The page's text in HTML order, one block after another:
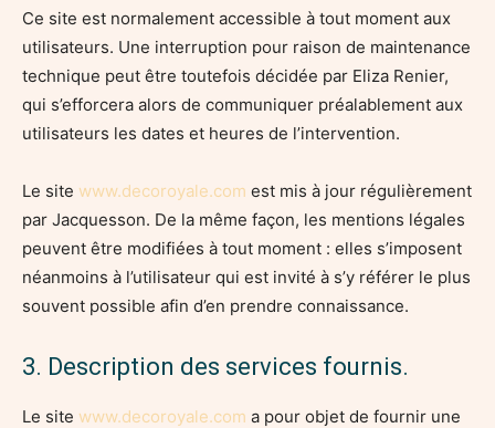
Ce site est normalement accessible à tout moment aux
utilisateurs. Une interruption pour raison de maintenance
technique peut être toutefois décidée par Eliza Renier,
qui s’efforcera alors de communiquer préalablement aux
utilisateurs les dates et heures de l’intervention.
Le site www.decoroyale.com est mis à jour régulièrement
par Jacquesson. De la même façon, les mentions légales
peuvent être modifiées à tout moment : elles s’imposent
néanmoins à l’utilisateur qui est invité à s’y référer le plus
souvent possible afin d’en prendre connaissance.
3. Description des services fournis.
Le site www.decoroyale.com a pour objet de fournir une